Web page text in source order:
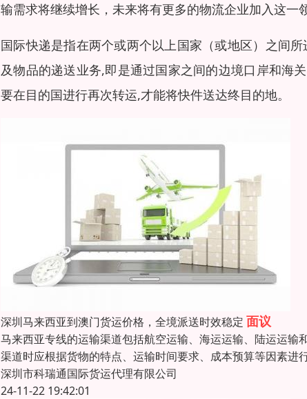
输需求将继续增长，未来将有更多的物流企业加入这一
国际快递是指在两个或两个以上国家（或地区）之间
及物品的递送业务,即是通过国家之间的边境口岸和海
要在目的国进行再次转运,才能将快件送达终目的地。
深圳马来西亚到澳门货运价格，全境派送时效稳定 面议
马来西亚专线的运输渠道包括航空运输、海运运输、陆运运
渠道时应根据货物的特点、运输时间要求、成本预算等因素
深圳市科瑞通国际货运代理有限公司
24-11-22 19:42:01